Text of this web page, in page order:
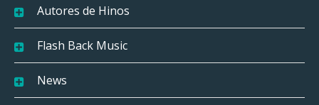
Autores de Hinos
Flash Back Music
News